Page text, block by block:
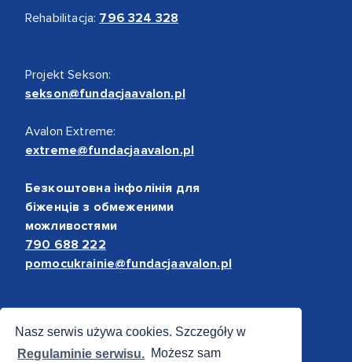
Nasz serwis używa cookies. Szczegóły w
Regulaminie serwisu. Możesz sam
Rehabilitacja: 796 324 328
Projekt Sekson:
sekson@fundacjaavalon.pl
Avalon Extreme:
extreme@fundacjaavalon.pl
Безкоштовна інфолінія для
біженців з обмеженими
можливостями
790 688 222
pomocukrainie@fundacjaavalon.pl
Bezpieczne płatności